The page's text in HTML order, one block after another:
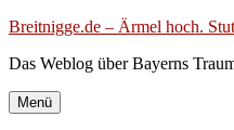
Zum
springen
Breitnigge.de – Ärmel hoch.
Das Weblog über Bayerns
Menü